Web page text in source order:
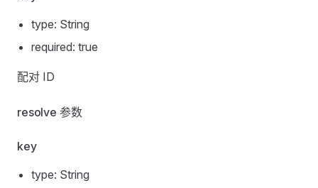
type: String
required: true
配对 ID
resolve 参数
key
type: String